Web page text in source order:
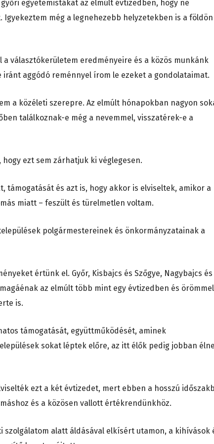
egyetemistákat az elmúlt évtizedben, hogy ne
még a legnehezebb helyzetekben is a földön
a választókerületem eredményeire és a közös munkánk
iránt aggódó reménnyel írom le ezeket a gondolataimat.
a közéleti szerepre. Az elmúlt hónapokban nagyon
találkoznak-e még a nevemmel, visszatérek-e a
ezt sem zárhatjuk ki véglegesen.
támogatását és azt is, hogy akkor is elviseltek, amikor a
miatt – feszült és türelmetlen voltam.
polgármestereinek és önkormányzatainak a
értünk el. Győr, Kisbajcs és Szőgye, Nagybajcs és
az elmúlt több mint egy évtizedben és örömmel
is.
támogatását, együttműködését, aminek
sokat léptek előre, az itt élők pedig jobban
ezt a két évtizedet, mert ebben a hosszú
és a közösen vallott értékrendünkhöz.
szolgálatom alatt áldásával elkísért utamon, a kihívások